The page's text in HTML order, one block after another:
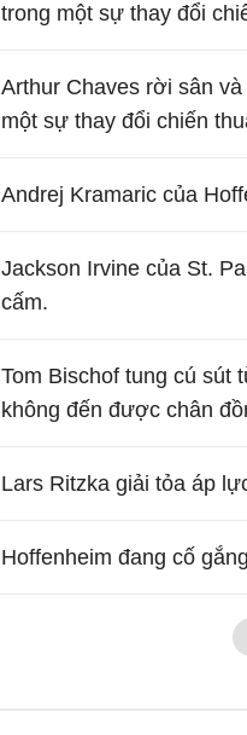
trong một sự thay đổi
Arthur Chaves rời sân
một sự thay đổi chiến
Andrej Kramaric của
Jackson Irvine của St.
cấm.
Tom Bischof tung cú sút
không đến được chân
Lars Ritzka giải tỏa áp
Hoffenheim đang cố